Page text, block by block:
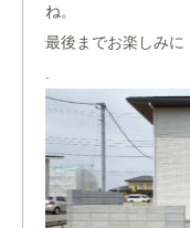
ね。
最後までお楽しみに
.